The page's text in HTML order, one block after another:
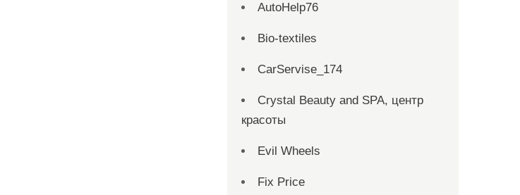
AutoHelp76
Bio-textiles
CarServise_174
Crystal Beauty and SPA, центр
красоты
Evil Wheels
Fix Price